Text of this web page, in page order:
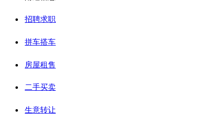
招聘求职
拼车搭车
房屋租售
二手买卖
生意转让